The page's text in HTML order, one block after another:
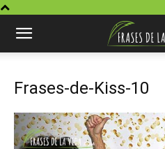
Frases-de-Kiss-10